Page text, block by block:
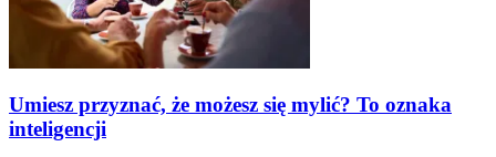
Umiesz przyznać, że możesz się mylić? To oznaka
inteligencji